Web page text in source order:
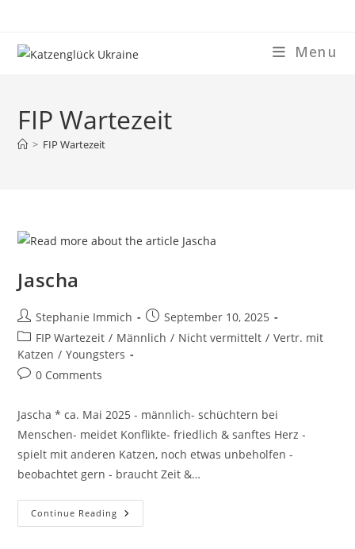
content
Menu
FIP Wartezeit
> FIP Wartezeit
Jascha
Post
author:
Stephanie Immich
Post
published:
September 10, 2025
Post
category:
FIP Wartezeit / Männlich / Nicht vermittelt / Vertr. mit
Katzen / Youngsters
Post0 Comments
Jascha * ca. Mai 2025 - männlich- schüchtern bei
Menschen- meidet Konflikte- friedlich & sanftes Herz -
spielt mit anderen Katzen, noch etwas unbeholfen -
beobachtet gern - braucht Zeit &…
Continue Reading Jascha